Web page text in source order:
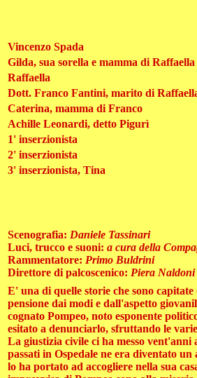
Vincenzo Spada
Gilda, sua sorella e mamma di Raffaella
Raffaella
Dott. Franco Fantini, marito di
Caterina, mamma di Franco
Achille Leonardi, detto Pigurì
1' inserzionista
2' inserzionista
3' inserzionista, Tina
Scenografia: Daniele Tassinari
Luci, trucco e suoni: a cura della
Rammentatore: Primo Buldrini
Direttore di palcoscenico: Piera Naldoni
E' una di quelle storie che sono
pensione dai modi e dall'aspetto
cognato Pompeo, noto esponente
esitato a denunciarlo, sfruttando le
La giustizia civile ci ha messo
passati in Ospedale ne era diventato
lo ha portato ad accogliere nella sua